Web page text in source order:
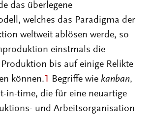
das überlegene
welches das Paradigma der
weltweit ablösen werde, so
einstmals die
bis auf einige Relikte
können. 1 Begriffe wie kanban,
in-time, die für eine neuartige
und Arbeitsorganisation